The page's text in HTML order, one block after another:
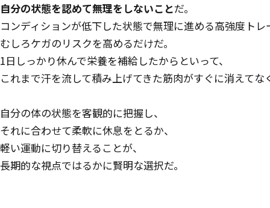
自分の状態を認めて無理をしないことだ。
コンディションが低下した状態で無理に進める高強度ト
むしろケガのリスクを高めるだけだ。
1日しっかり休んで栄養を補給したからといって、
これまで汗を流して積み上げてきた筋肉がすぐに消えて
自分の体の状態を客観的に把握し、
それに合わせて柔軟に休息をとるか、
軽い運動に切り替えることが、
長期的な視点ではるかに賢明な選択だ。